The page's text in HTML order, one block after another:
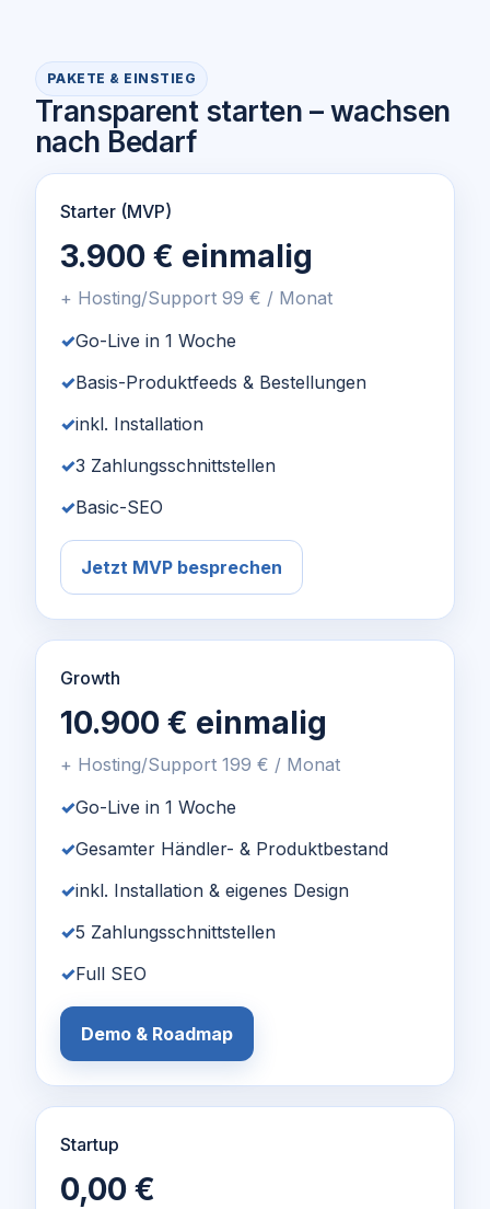
PAKETE & EINSTIEG
Transparent starten – wachsen
nach Bedarf
Starter (MVP)
3.900 € einmalig
+ Hosting/Support 99 € / Monat
Go-Live in 1 Woche
Basis-Produktfeeds & Bestellungen
inkl. Installation
3 Zahlungsschnittstellen
Basic-SEO
Jetzt MVP besprechen
Growth
10.900 € einmalig
+ Hosting/Support 199 € / Monat
Go-Live in 1 Woche
Gesamter Händler- & Produktbestand
inkl. Installation & eigenes Design
5 Zahlungsschnittstellen
Full SEO
Demo & Roadmap
Startup
0,00 €